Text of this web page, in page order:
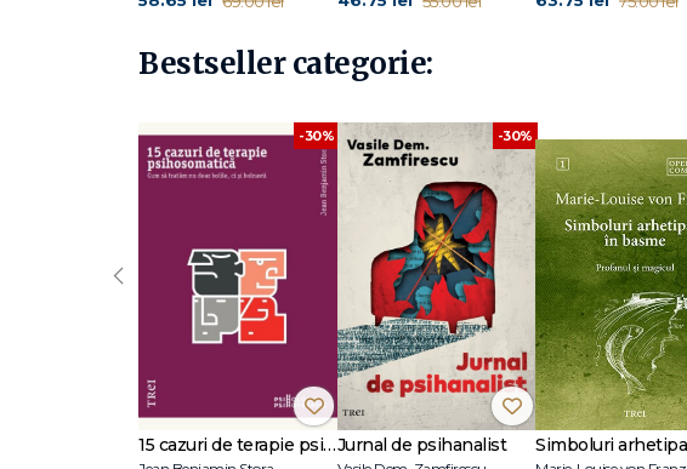
Bestseller categorie:
-30%
15 cazuri de terapie psihosomatică
-30%
Jurnal de psihanalist
‹